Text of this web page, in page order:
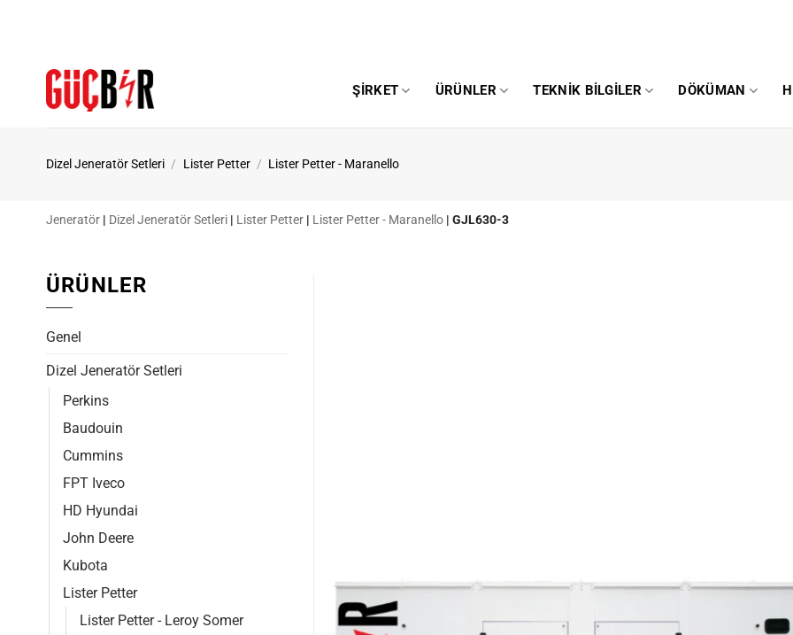
ŞIRKET ÜRÜNLER TEKNIK BILGILER DÖKÜMAN
Dizel Jeneratör Setleri / Lister Petter / Lister Petter - Maranello
Jeneratör | Dizel Jeneratör Setleri | Lister Petter | Lister Petter - Maranello | GJL630-3
ÜRÜNLER
Genel
Dizel Jeneratör Setleri
Perkins
Baudouin
Cummins
FPT Iveco
HD Hyundai
John Deere
Kubota
Lister Petter
Lister Petter - Leroy Somer